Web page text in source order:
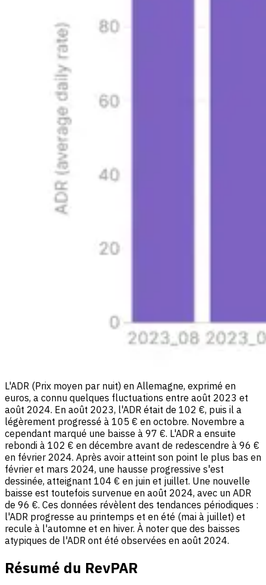
L'ADR (Prix moyen par nuit) en Allemagne, exprimé en
euros, a connu quelques fluctuations entre août 2023 et
août 2024. En août 2023, l'ADR était de 102 €, puis il a
légèrement progressé à 105 € en octobre. Novembre a
cependant marqué une baisse à 97 €. L'ADR a ensuite
rebondi à 102 € en décembre avant de redescendre à 96 €
en février 2024. Après avoir atteint son point le plus bas en
février et mars 2024, une hausse progressive s'est
dessinée, atteignant 104 € en juin et juillet. Une nouvelle
baisse est toutefois survenue en août 2024, avec un ADR
de 96 €. Ces données révèlent des tendances périodiques :
l'ADR progresse au printemps et en été (mai à juillet) et
recule à l'automne et en hiver. À noter que des baisses
atypiques de l'ADR ont été observées en août 2024.
Résumé du RevPAR